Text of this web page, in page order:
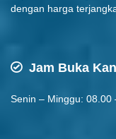
dengan harga
Jam Buka
Senin – Minggu: 08.00